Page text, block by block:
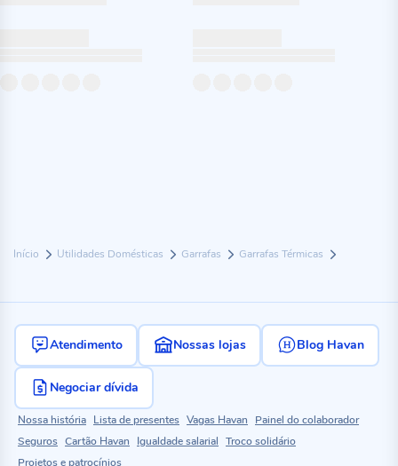
Início Utilidades Domésticas Garrafas Garrafas Térmicas
Atendimento Nossas lojas Blog Havan
Negociar dívida
Nossa história Lista de presentes Vagas Havan
Painel do colaborador
Seguros Cartão Havan Igualdade salarial Troco solidário
Projetos e patrocínios